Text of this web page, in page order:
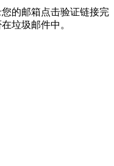
的邮箱点击验证链接完
垃圾邮件中。